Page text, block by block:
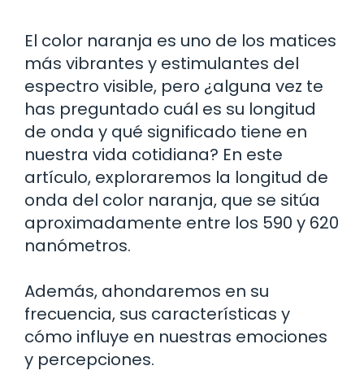
El color naranja es uno de los matices
más vibrantes y estimulantes del
espectro visible, pero ¿alguna vez te
has preguntado cuál es su longitud
de onda y qué significado tiene en
nuestra vida cotidiana? En este
artículo, exploraremos la longitud de
onda del color naranja, que se sitúa
aproximadamente entre los 590 y 620
nanómetros.
Además, ahondaremos en su
frecuencia, sus características y
cómo influye en nuestras emociones
y percepciones.